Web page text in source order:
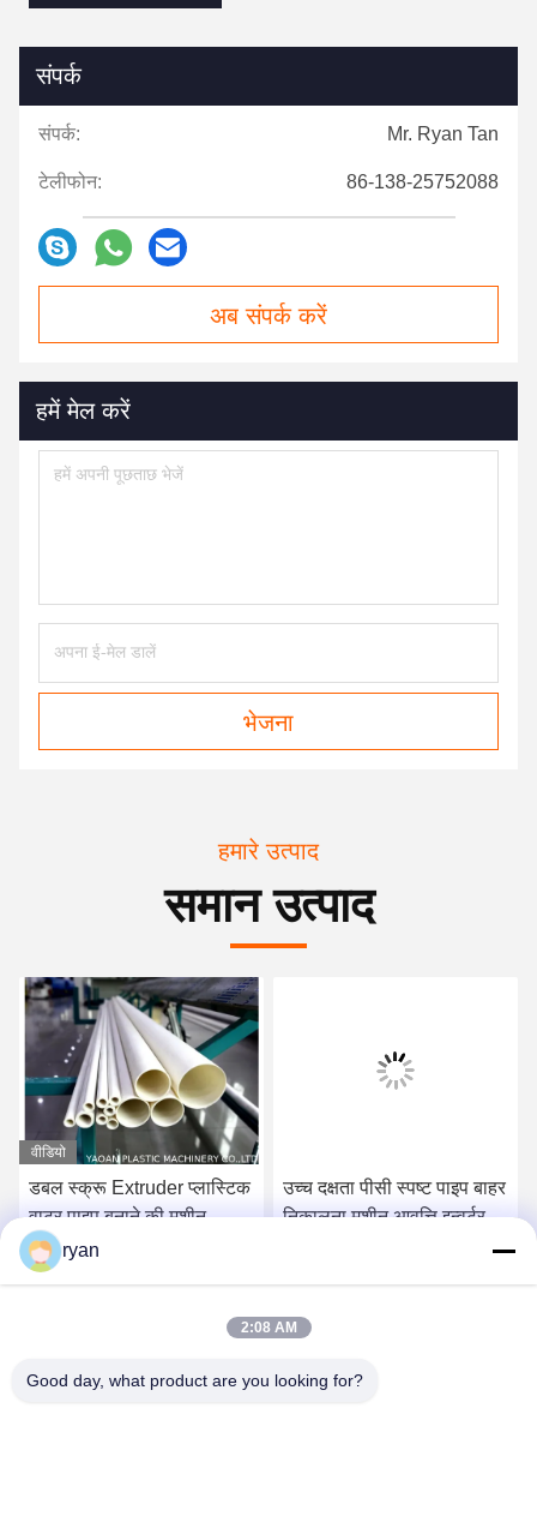
संपर्क
संपर्क: Mr. Ryan Tan
टेलीफोन: 86-138-25752088
अब संपर्क करें
हमें मेल करें
भेजना
हमारे उत्पाद
समान उत्पाद
वीडियो
डबल स्क्रू Extruder प्लास्टिक
वाटर पाइप बनाने की मशीन,
पीवीसी पाइप बाहर निकालना
लाइन
उच्च दक्षता पीसी स्पष्ट पाइप बाहर
निकालना मशीन आवृत्ति इन्वर्टर
ryan
2:08 AM
Good day, what product are you looking for?